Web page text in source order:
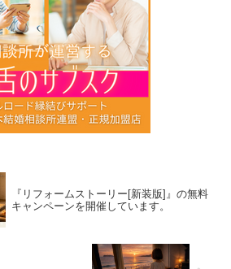
『リフォームストーリー[新装版]』の無料
キャンペーンを開催しています。